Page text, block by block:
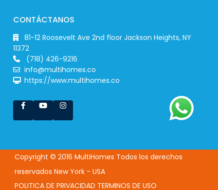
CONTÁCTANOS
81-12 Roosevelt Ave 2nd floor Jackson Heights, NY
11372
(718) 426-9216
info@multihomes.co
https://www.multihomes.co
Copyright © 2016 MultiHomes Todos los derechos
reservados New York - USA
POLITICA DE PRIVACIDAD TERMINOS DE USO